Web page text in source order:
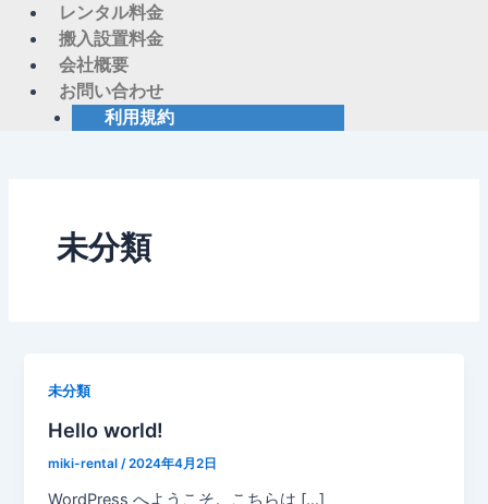
レンタル料金
搬入設置料金
会社概要
お問い合わせ
利用規約
未分類
未分類
Hello world!
miki-rental/2024年4月2日
WordPress へようこそ。こちらは […]